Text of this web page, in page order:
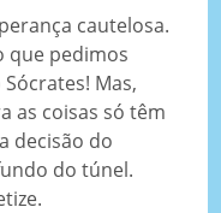
cautelosa.
que pedimos
Mas,
as coisas só têm
decisão do
do túnel.